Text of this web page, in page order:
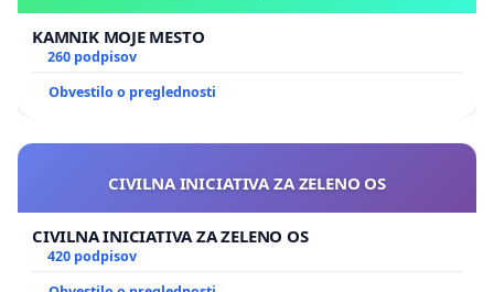
KAMNIK MOJE MESTO
260 podpisov
Obvestilo o preglednosti
CIVILNA INICIATIVA ZA ZELENO OS
CIVILNA INICIATIVA ZA ZELENO OS
420 podpisov